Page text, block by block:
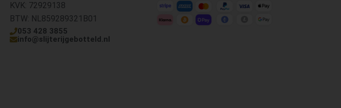
KVK: 72929138
BTW: NL859289321B01
053 428 3855
info@slijterijgebotteld.nl